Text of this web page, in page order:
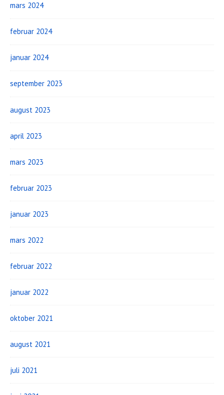
mars 2024
februar 2024
januar 2024
september 2023
august 2023
april 2023
mars 2023
februar 2023
januar 2023
mars 2022
februar 2022
januar 2022
oktober 2021
august 2021
juli 2021